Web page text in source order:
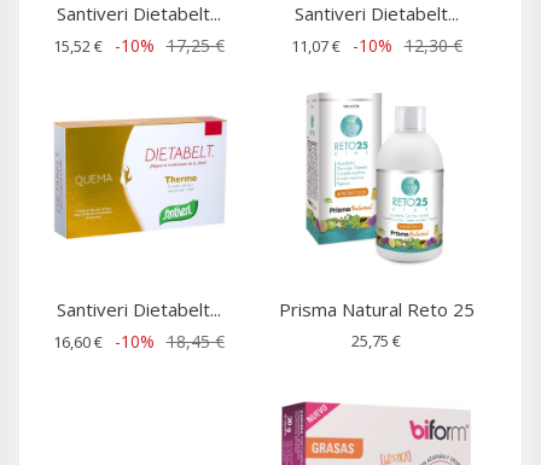
Santiveri Dietabelt...
15,52 € -10% 17,25 €
Santiveri Dietabelt...
11,07 € -10% 12,30 €
Santiveri Dietabelt...
16,60 € -10% 18,45 €
Prisma Natural Reto 25
25,75 €